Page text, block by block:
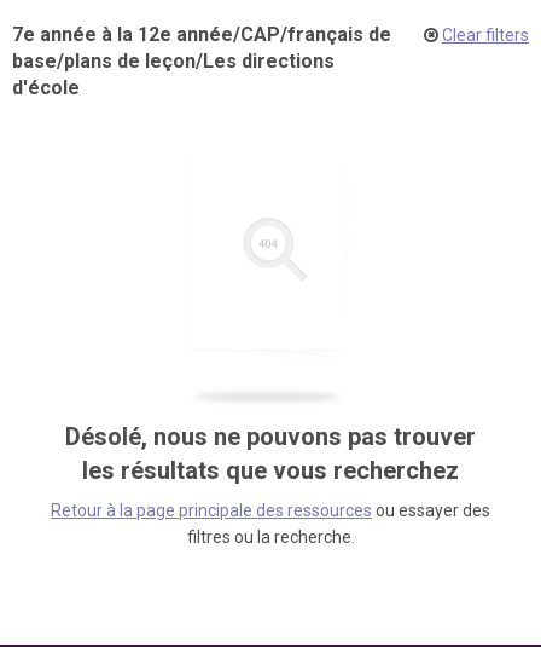
7e année à la 12e année/CAP/français de
base/plans de leçon/Les directions
d'école
Clear filters
Désolé, nous ne pouvons pas trouver
les résultats que vous recherchez
Retour à la page principale des ressources ou essayer des
filtres ou la recherche.